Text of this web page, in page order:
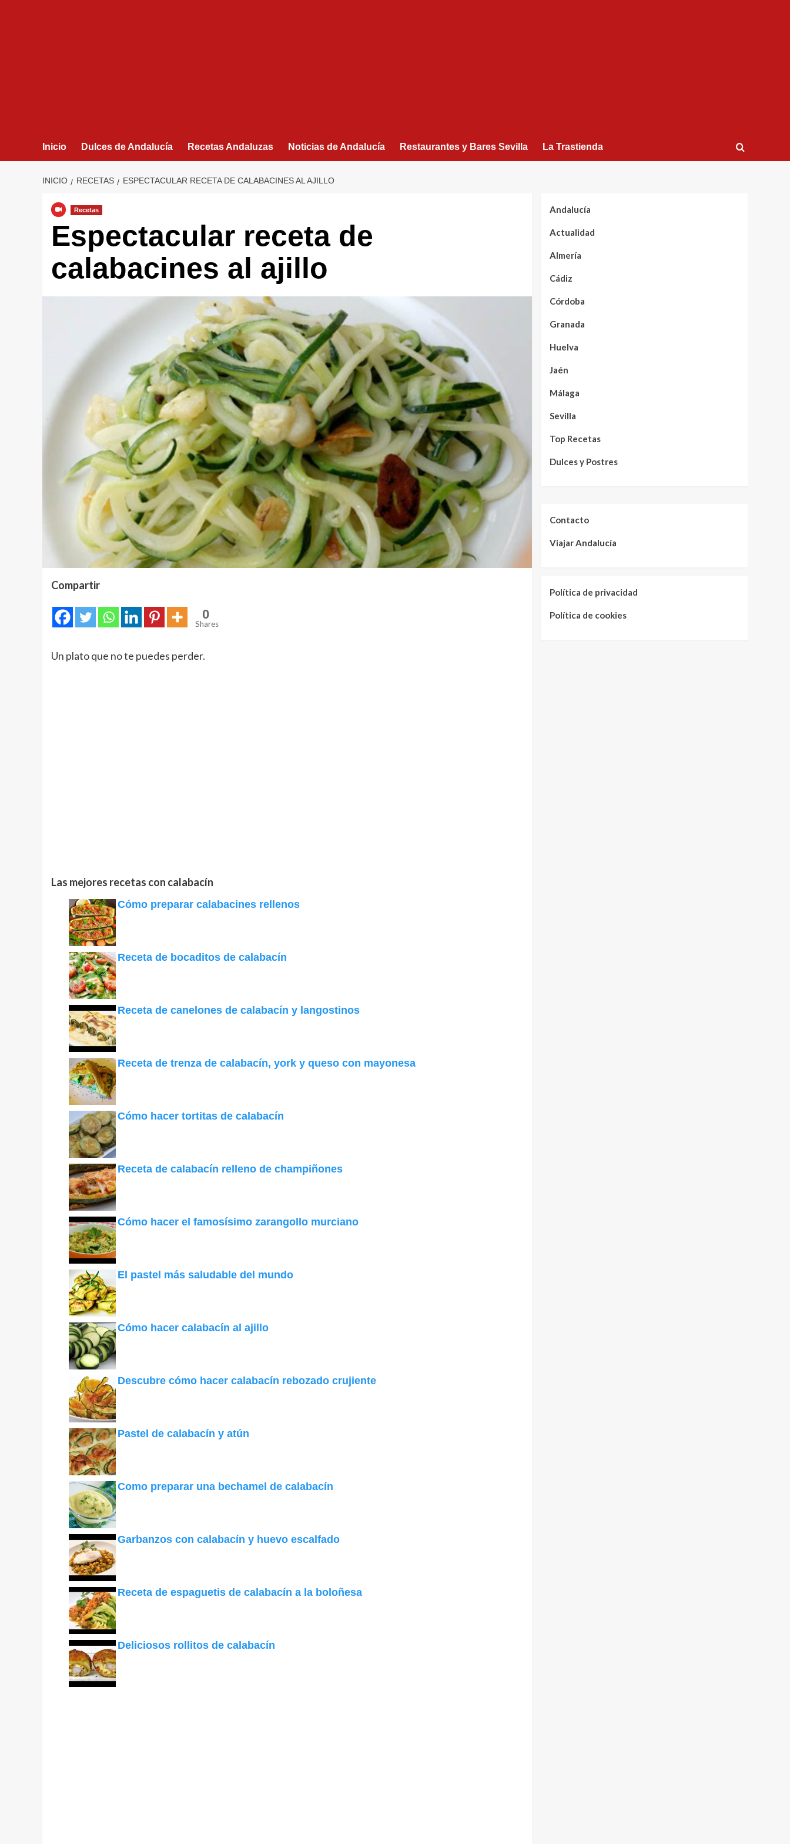
Inicio Dulces de Andalucía Recetas Andaluzas Noticias de Andalucía Restaurantes y Bares Sevilla La Trastienda
INICIO RECETAS ESPECTACULAR RECETA DE CALABACINES AL AJILLO
Recetas
Espectacular receta de
calabacines al ajillo
Compartir
0
Shares
Un plato que no te puedes perder.
Las mejores recetas con calabacín
Cómo preparar calabacines rellenos
Receta de bocaditos de calabacín
Receta de canelones de calabacín y langostinos
Receta de trenza de calabacín, york y queso con mayonesa
Cómo hacer tortitas de calabacín
Receta de calabacín relleno de champiñones
Cómo hacer el famosísimo zarangollo murciano
El pastel más saludable del mundo
Cómo hacer calabacín al ajillo
Descubre cómo hacer calabacín rebozado crujiente
Pastel de calabacín y atún
Como preparar una bechamel de calabacín
Garbanzos con calabacín y huevo escalfado
Receta de espaguetis de calabacín a la boloñesa
Deliciosos rollitos de calabacín
Andalucía
Actualidad
Almería
Cádiz
Córdoba
Granada
Huelva
Jaén
Málaga
Sevilla
Top Recetas
Dulces y Postres
Contacto
Viajar Andalucía
Política de privacidad
Política de cookies